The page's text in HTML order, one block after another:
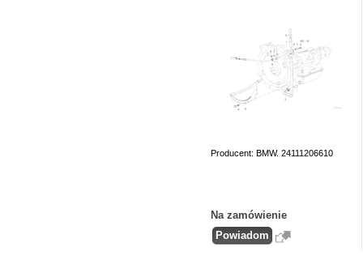
Producent: BMW. 24111206610
Na zamówienie